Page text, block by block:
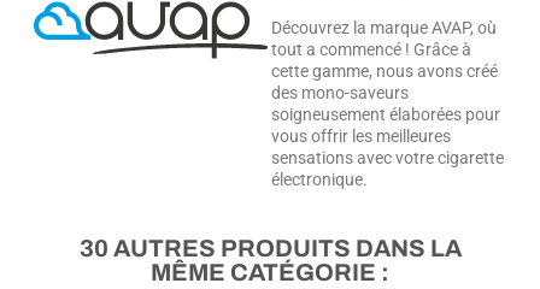
Découvrez la marque AVAP, où
tout a commencé ! Grâce à
cette gamme, nous avons créé
des mono-saveurs
soigneusement élaborées pour
vous offrir les meilleures
sensations avec votre cigarette
électronique.
30 AUTRES PRODUITS DANS LA
MÊME CATÉGORIE :